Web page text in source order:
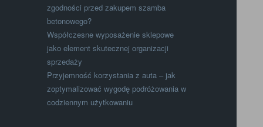
zgodności przed zakupem szamba
betonowego?
Współczesne wyposażenie sklepowe
jako element skutecznej organizacji
sprzedaży
Przyjemność korzystania z auta – jak
zoptymalizować wygodę podróżowania w
codziennym użytkowaniu